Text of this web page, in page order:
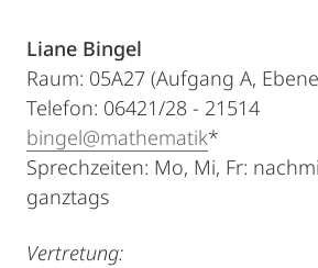
Liane Bingel
Raum: 05A27 (Aufgang A,
Telefon: 06421/28 - 21514
bingel@mathematik*
Sprechzeiten: Mo, Mi, Fr:
ganztags
Vertretung: